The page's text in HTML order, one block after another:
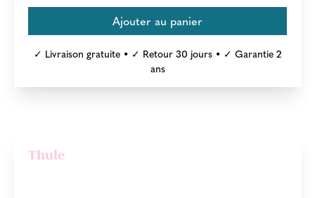
✓ Livraison gratuite • ✓ Retour 30 jours • ✓ Garantie 2
ans
Thule